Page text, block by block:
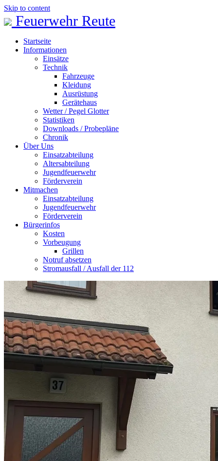
Skip to content
Feuerwehr Reute
Startseite
Informationen
Einsätze
Technik
Fahrzeuge
Kleidung
Ausrüstung
Gerätehaus
Wetter / Pegel Glotter
Statistiken
Downloads / Probepläne
Chronik
Über Uns
Einsatzabteilung
Altersabteilung
Jugendfeuerwehr
Förderverein
Mitmachen
Einsatzabteilung
Jugendfeuerwehr
Förderverein
Bürgerinfos
Kosten
Vorbeugung
Grillen
Notruf absetzen
Stromausfall / Ausfall der 112